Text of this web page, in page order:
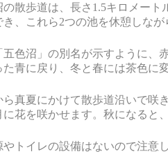
散歩道は、長さ1.5キロメー
、これら2つの池を休憩しな
五色沼」の別名が示すように
青に戻り、冬と春には茶色に
真夏にかけて散歩道沿いで咲
花を咲かせます。秋になると
トイレの設備はないので注意